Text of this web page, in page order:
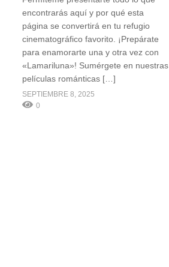
encontrarás aquí y por qué esta
página se convertirá en tu refugio
cinematográfico favorito. ¡Prepárate
para enamorarte una y otra vez con
«Lamariluna»! Sumérgete en nuestras
películas románticas […]
SEPTIEMBRE 8, 2025
0